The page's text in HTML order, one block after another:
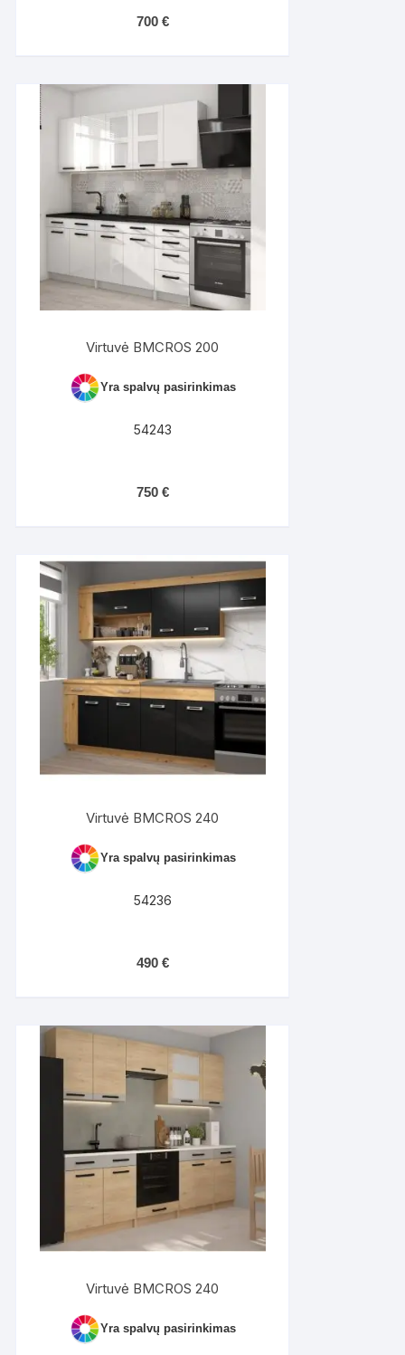
700 €
Virtuvė BMCROS 200
Yra spalvų pasirinkimas
54243
750 €
Virtuvė BMCROS 240
Yra spalvų pasirinkimas
54236
490 €
Virtuvė BMCROS 240
Yra spalvų pasirinkimas